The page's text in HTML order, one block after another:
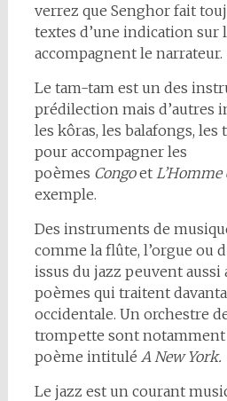
verrez que Senghor fait
textes d’une indication
accompagnent le narrateur.
Le tam-tam est un des
prédilection mais d’autres
les kôras, les balafongs, les
pour accompagner les
poèmes Congoet L’Homme
exemple.
Des instruments de
comme la flûte, l’orgue ou
issus du jazz peuvent aussi
poèmes qui traitent
occidentale. Un orchestre
trompette sont notamment
poème intitulé A New York.
Le jazz est un courant